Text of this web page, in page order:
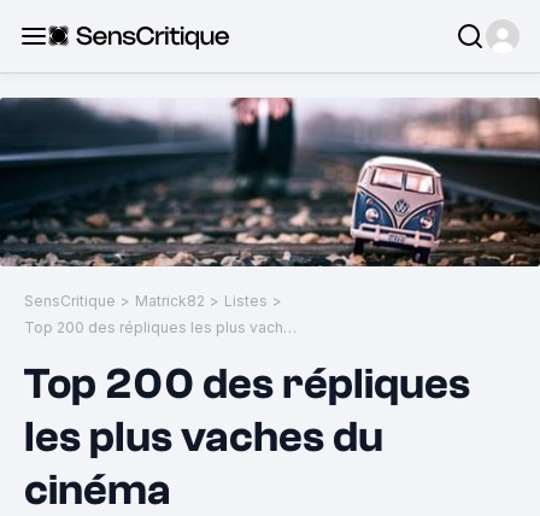
SensCritique > Matrick82 > Listes >
Top 200 des répliques les plus vaches du cinéma
Top 200 des répliques
les plus vaches du
cinéma